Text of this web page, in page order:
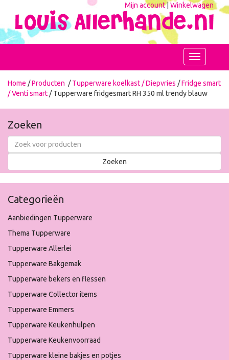
Mijn account|Winkelwagen
Toggle
navigation
Home /Producten /Tupperware koelkast / Diepvries /Fridge smart
/ Venti smart / Tupperware fridgesmart RH 350 ml trendy blauw
Zoeken
Categorieën
Aanbiedingen Tupperware
Thema Tupperware
Tupperware Allerlei
Tupperware Bakgemak
Tupperware bekers en flessen
Tupperware Collector items
Tupperware Emmers
Tupperware Keukenhulpen
Tupperware Keukenvoorraad
Tupperware kleine bakjes en potjes